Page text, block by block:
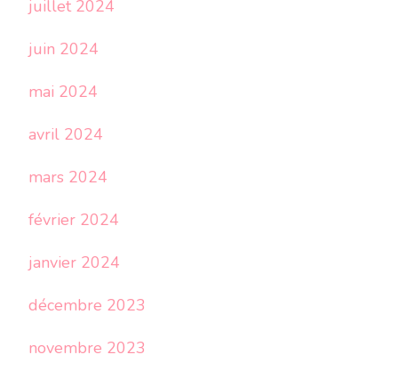
juillet 2024
juin 2024
mai 2024
avril 2024
mars 2024
février 2024
janvier 2024
décembre 2023
novembre 2023